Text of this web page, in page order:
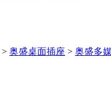
> 奥盛桌面插座 > 奥盛多